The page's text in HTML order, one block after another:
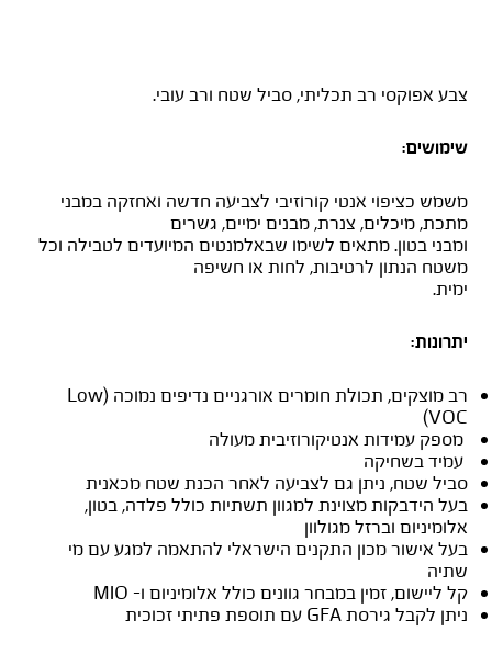
צבע אפוקסי רב תכליתי, סביל שטח ורב עובי.
שימושים:
משמש כציפוי אנטי קורוזיבי לצביעה חדשה ואחזקה במבני
מתכת, מיכלים, צנרת, מבנים ימיים, גשרים
ומבני בטון. מתאים לשימו שבאלמנטים המיועדים לטבילה וכל
משטח הנתון לרטיבות, לחות או חשיפה
ימית.
יתרונות:
רב מוצקים, תכולת חומרים אורגניים נדיפים נמוכה (Low
VOC)
מספק עמידות אנטיקורוזיבית מעולה
עמיד בשחיקה
סביל שטח, ניתן גם לצביעה לאחר הכנת שטח מכאנית
בעל הידבקות מצוינת למגוון תשתיות כולל פלדה, בטון,
אלומיניום וברזל מגולוון
בעל אישור מכון התקנים הישראלי להתאמה למגע עם מי
שתיה
קל ליישום, זמין במבחר גוונים כולל אלומיניום ו- MIO
ניתן לקבל גירסת GFA עם תוספת פתיתי זכוכית